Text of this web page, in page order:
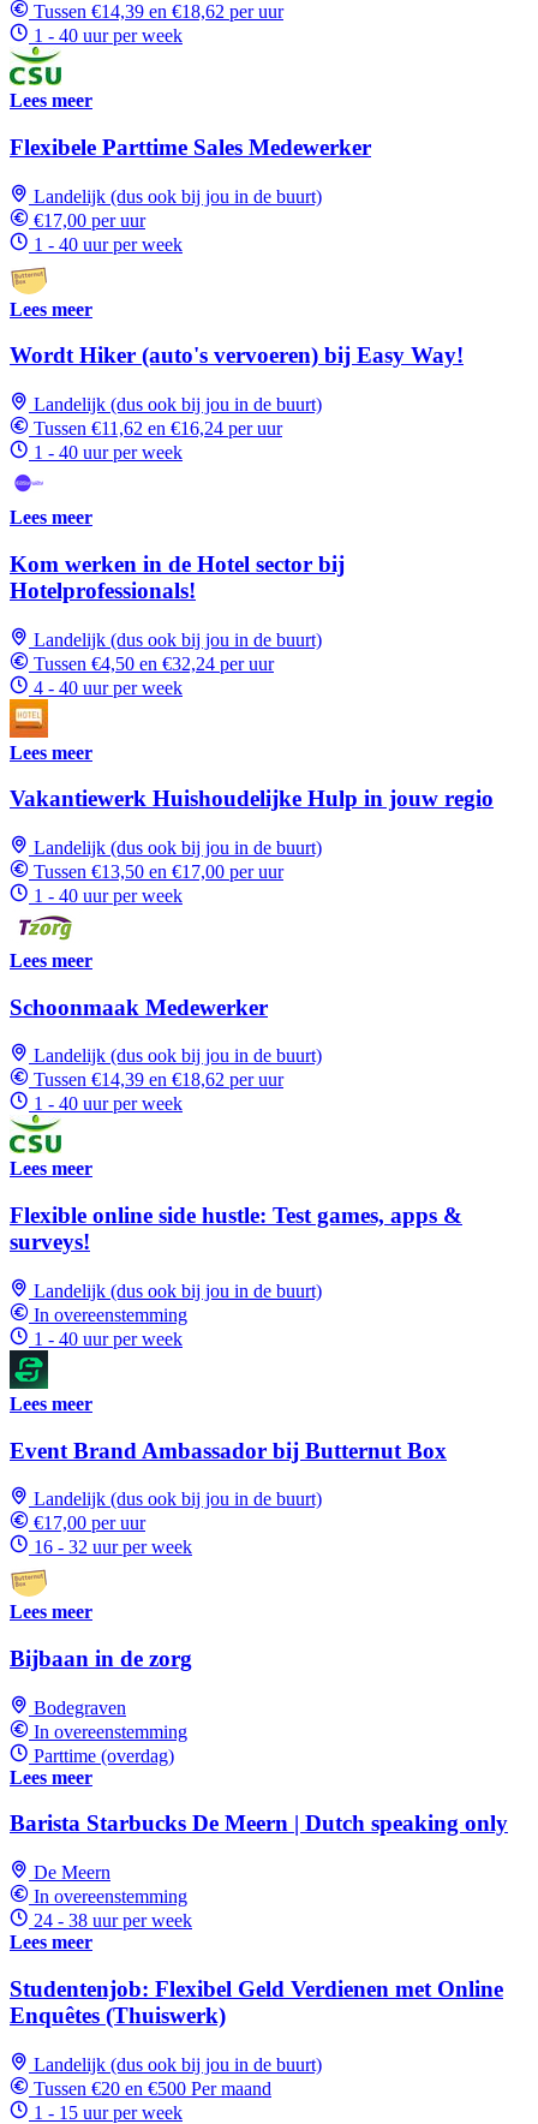
Tussen €14,39 en €18,62 per uur
1 - 40 uur per week
Lees meer
Flexibele Parttime Sales Medewerker
Landelijk (dus ook bij jou in de buurt)
€17,00 per uur
1 - 40 uur per week
Lees meer
Wordt Hiker (auto's vervoeren) bij Easy Way!
Landelijk (dus ook bij jou in de buurt)
Tussen €11,62 en €16,24 per uur
1 - 40 uur per week
Lees meer
Kom werken in de Hotel sector bij
Hotelprofessionals!
Landelijk (dus ook bij jou in de buurt)
Tussen €4,50 en €32,24 per uur
4 - 40 uur per week
Lees meer
Vakantiewerk Huishoudelijke Hulp in jouw regio
Landelijk (dus ook bij jou in de buurt)
Tussen €13,50 en €17,00 per uur
1 - 40 uur per week
Lees meer
Schoonmaak Medewerker
Landelijk (dus ook bij jou in de buurt)
Tussen €14,39 en €18,62 per uur
1 - 40 uur per week
Lees meer
Flexible online side hustle: Test games, apps &
surveys!
Landelijk (dus ook bij jou in de buurt)
In overeenstemming
1 - 40 uur per week
Lees meer
Event Brand Ambassador bij Butternut Box
Landelijk (dus ook bij jou in de buurt)
€17,00 per uur
16 - 32 uur per week
Lees meer
Bijbaan in de zorg
Bodegraven
In overeenstemming
Parttime (overdag)
Lees meer
Barista Starbucks De Meern | Dutch speaking only
De Meern
In overeenstemming
24 - 38 uur per week
Lees meer
Studentenjob: Flexibel Geld Verdienen met Online
Enquêtes (Thuiswerk)
Landelijk (dus ook bij jou in de buurt)
Tussen €20 en €500 Per maand
1 - 15 uur per week